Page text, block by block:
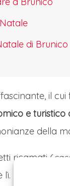
che
è il
da mille
tipico.
Completa
creativi
di Brunico
il
e turistico
della
ricamati (
Per lo